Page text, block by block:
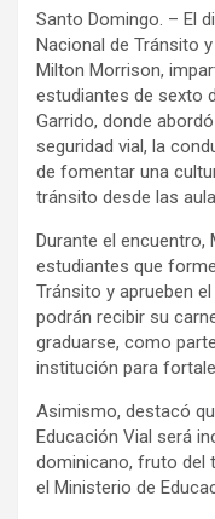
Santo Domingo. – El
Nacional de Tránsito
Milton Morrison,
estudiantes de sexto
Garrido, donde
seguridad vial, la
de fomentar una
tránsito desde las
Durante el encuentro,
estudiantes que
Tránsito y aprueben
podrán recibir su
graduarse, como
institución para
Asimismo, destacó
Educación Vial será
dominicano, fruto del
el Ministerio de